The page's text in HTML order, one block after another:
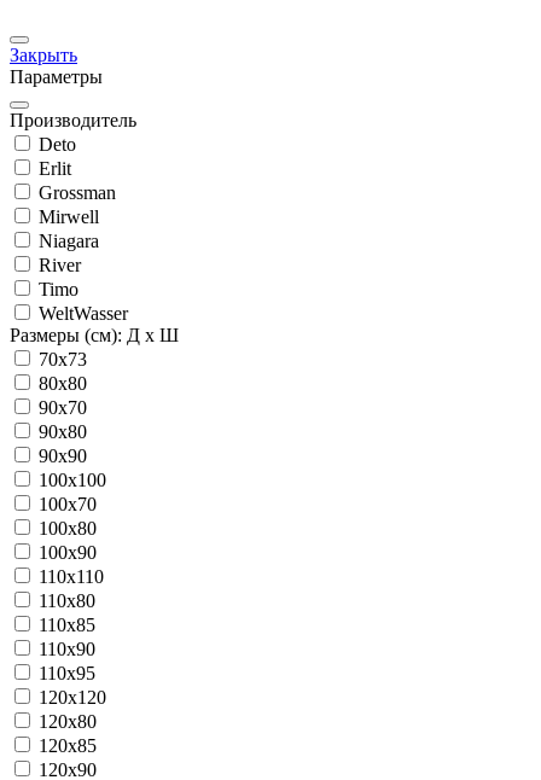
Закрыть
Параметры
Производитель
Deto
Erlit
Grossman
Mirwell
Niagara
River
Timo
WeltWasser
Размеры (см): Д x Ш
70x73
80x80
90x70
90x80
90x90
100x100
100x70
100x80
100x90
110x110
110x80
110x85
110x90
110x95
120x120
120x80
120x85
120x90